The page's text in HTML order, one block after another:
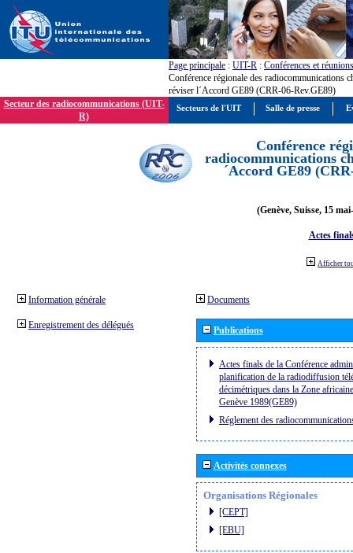
Page principale : UIT-R : Conférences et réunions
Conférence régionale des radiocommunications
réviser l´Accord GE89 (CRR-06-Rev.GE89)
Secteur des radiocommunications (UIT-
R)
Conférence
radiocommunications
´Accord GE89
(Genève, Suisse, 15
Actes
Afficher
Information générale
Enregistrement des délégués
Documents
Publications
Actes finals de la Conférence
planification de la radiodiffusion
décimétriques dans la Zone
Genève 1989(GE89)
Réglement des
Activités connexes
Organisations Régionales
[CEPT]
[EBU]
Secteurs de l'UIT Salle de presse